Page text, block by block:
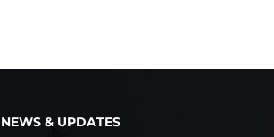
NEWS & UPDATES